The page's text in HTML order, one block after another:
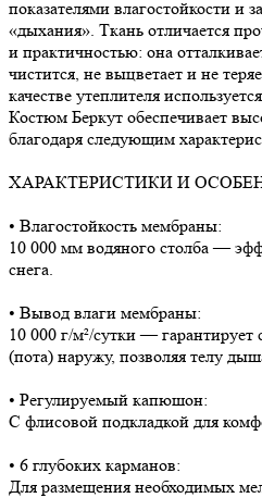
показателями влагостойкости и
«дыхания». Ткань отличается
и практичностью: она
чистится, не выцветает и не
качестве утеплителя
Костюм Беркут обеспечивает
благодаря следующим
ХАРАКТЕРИСТИКИ И
• Влагостойкость мембраны:
10 000 мм водяного столба —
снега.
• Вывод влаги мембраны:
10 000 г/м²/сутки —
(пота) наружу, позволяя телу
• Регулируемый капюшон:
С флисовой подкладкой для
• 6 глубоких карманов:
Для размещения необходимых